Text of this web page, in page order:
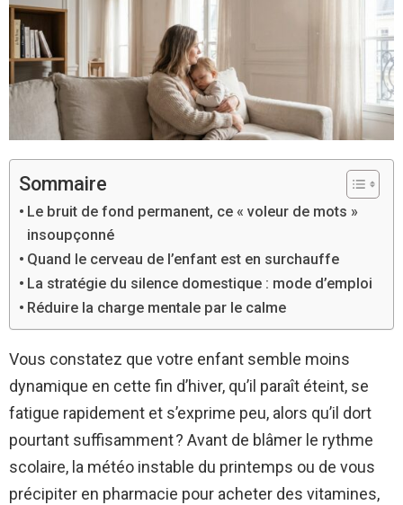
Sommaire
Le bruit de fond permanent, ce « voleur de mots »
insoupçonné
Quand le cerveau de l’enfant est en surchauffe
La stratégie du silence domestique : mode d’emploi
Réduire la charge mentale par le calme
Vous constatez que votre enfant semble moins
dynamique en cette fin d’hiver, qu’il paraît éteint, se
fatigue rapidement et s’exprime peu, alors qu’il dort
pourtant suffisamment ? Avant de blâmer le rythme
scolaire, la météo instable du printemps ou de vous
précipiter en pharmacie pour acheter des vitamines,